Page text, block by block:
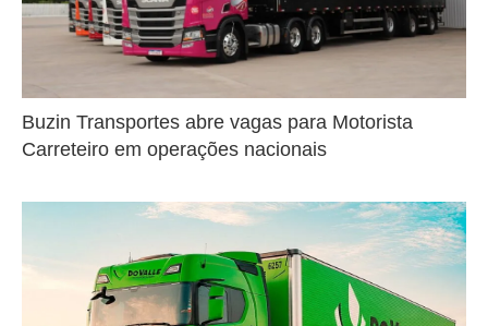
Buzin Transportes abre vagas para Motorista
Carreteiro em operações nacionais